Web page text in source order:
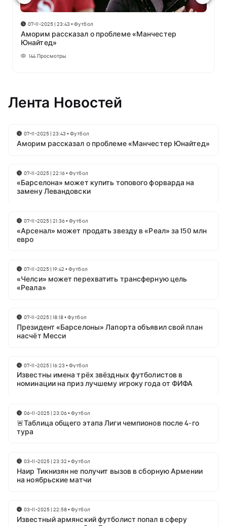
07-11-2025 | 23:43 •Футбол
Аморим рассказал о проблеме «Манчестер
Юнайтед»
144 Просмотры
Лента Новостей
07-11-2025 | 23:43 •Футбол
Аморим рассказал о проблеме «Манчестер Юнайтед»
07-11-2025 | 22:16•Футбол
«Барселона» может купить топового форварда на
замену Левандовски
07-11-2025 | 21:36•Футбол
«Арсенал» может продать звезду в «Реал» за 150 млн
евро
07-11-2025 | 19:42 •Футбол
«Челси» может перехватить трансферную цель
«Реала»
07-11-2025 | 18:18•Футбол
Президент «Барселоны» Лапорта объявил свой план
насчёт Месси
07-11-2025 | 16:23 •Футбол
Известны имена трёх звёздных футболистов в
номинации на приз лучшему игроку года от ФИФА
06-11-2025 | 23:06•Футбол
🚨Таблица общего этапа Лиги чемпионов после 4-го
тура
03-11-2025 | 23:32 •Футбол
Наир Тикнизян не получит вызов в сборную Армении
на ноябрьские матчи
03-11-2025 | 22:58•Футбол
Известный армянский футболист попал в сферу